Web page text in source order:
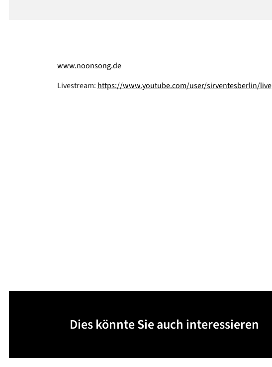
www.noonsong.de
Livestream: https://www.youtube.com/user/sirventesberlin/live
Dies könnte Sie auch interessieren